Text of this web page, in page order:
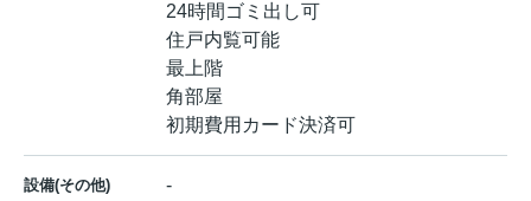
24時間ゴミ出し可
住戸内覧可能
最上階
角部屋
初期費用カード決済可
設備(その他) -